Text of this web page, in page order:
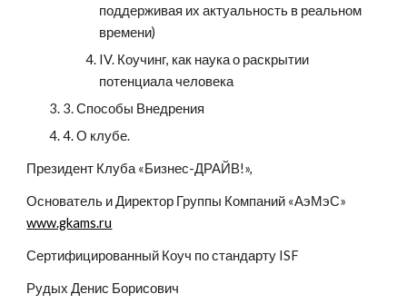
поддерживая их актуальность в реальном
времени)
IV. Коучинг, как наука о раскрытии
потенциала человека
3. Способы Внедрения
4. О клубе.
Президент Клуба «Бизнес-ДРАЙВ!»,
www.gkams.ru
Сертифицированный Коуч по стандарту ISF
Рудых Денис Борисович